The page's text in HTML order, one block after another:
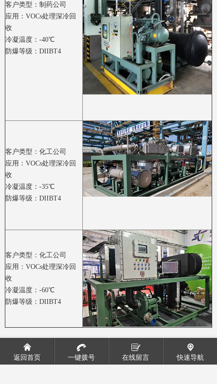
客户类型：制药公司
应用：VOCs处理深冷回
收
冷凝温度：-40℃
防爆等级：DIIBT4
客户类型：化工公司
应用：VOCs处理深冷回
收
冷凝温度：-35℃
防爆等级：DIIBT4
客户类型：化工公司
应用：VOCs处理深冷回
收
冷凝温度：-60℃
防爆等级：DIIBT4
VOCs深冷冷凝回收 VOCs废气处理
返回首页 一键拨号 在线留言 快速导航